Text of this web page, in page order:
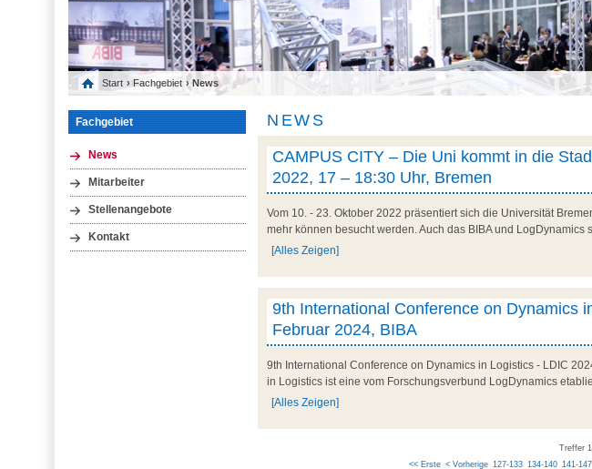
Start › Fachgebiet › News
Fachgebiet
News
Mitarbeiter
Stellenangebote
Kontakt
NEWS
CAMPUS CITY – Die Uni kommt in die
2022, 17 – 18:30 Uhr, Bremen
Vom 10. - 23. Oktober 2022 präsentiert sich die Universität
mehr können besucht werden. Auch das BIBA und LogDynamics
[Alles Zeigen]
9th International Conference on Dynamics
Februar 2024, BIBA
9th International Conference on Dynamics in Logistics - LDIC
in Logistics ist eine vom Forschungsverbund LogDynamics
[Alles Zeigen]
Treffer
<< Erste < Vorherige 127-133 134-140 141-147